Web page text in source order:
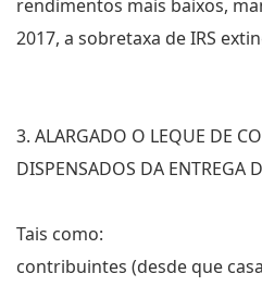
rendimentos mais baixos,
2017, a sobretaxa de IRS
3. ALARGADO O LEQUE DE
DISPENSADOS DA ENTREGA
Tais como:
contribuintes (desde que